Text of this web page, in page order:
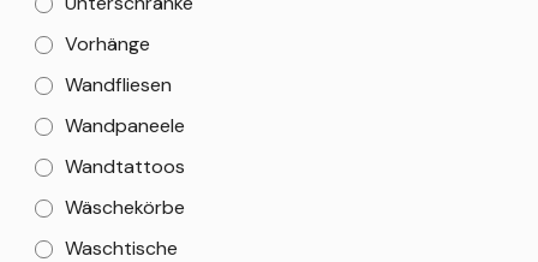
Vorhänge
Wandfliesen
Wandpaneele
Wandtattoos
Wäschekörbe
Waschtische